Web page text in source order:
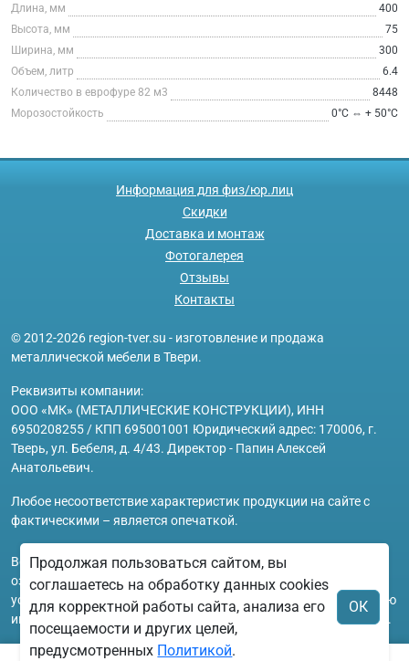
Длина, мм
400
Высота, мм
75
Ширина, мм
300
Объем, литр
6.4
Количество в еврофуре 82 м3
8448
Морозостойкость
0°С ⇔ + 50°С
Информация для физ/юр.лиц
Скидки
Доставка и монтаж
Фотогалерея
Отзывы
Контакты
© 2012-2026 region-tver.su - изготовление и продажа
металлической мебели в Твери.
Реквизиты компании:
ООО «МК» (МЕТАЛЛИЧЕСКИЕ КОНСТРУКЦИИ), ИНН
6950208255 / КПП 695001001 Юридический адрес: 170006, г.
Тверь, ул. Бебеля, д. 4/43. Директор - Папин Алексей
Анатольевич.
Любое несоответствие характеристик продукции на сайте с
фактическими – является опечаткой.
Вся информация на сайте region-tver.su носит исключительно
ознакомительный и справочный характер и ни при каких
условиях не является публичной офертой. Всю дополнительную
информацию можно узнать по телефонам указанным на сайте.
Продолжая пользоваться сайтом, вы
соглашаетесь на обработку данных cookies
для корректной работы сайта, анализа его
посещаемости и других целей,
предусмотренных Политикой.
ОК